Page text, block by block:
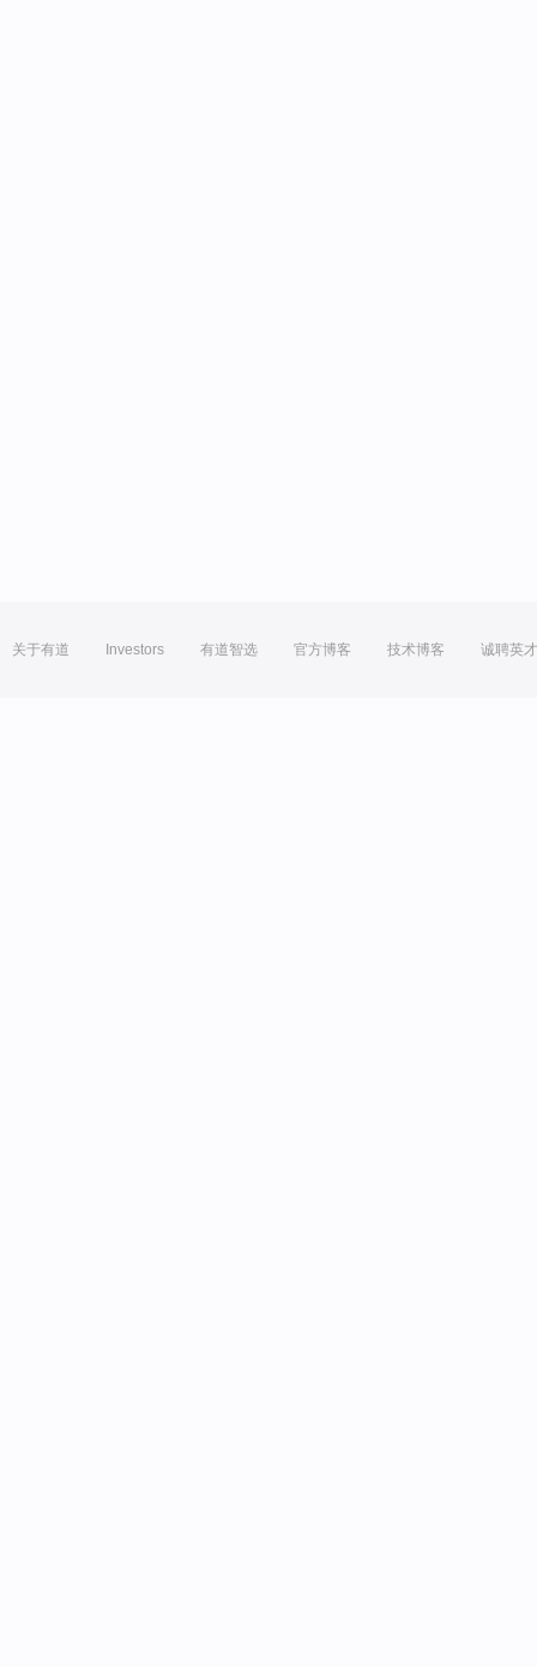
关于有道 Investors 有道智选 官方博客 技术博客 诚聘英才